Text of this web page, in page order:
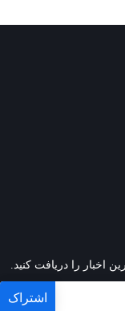
اخبار را دریافت کنید.